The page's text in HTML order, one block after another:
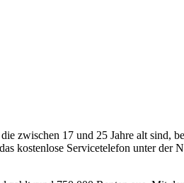
zwischen 17 und 25 Jahre alt sind,
kostenlose Servicetelefon unter der